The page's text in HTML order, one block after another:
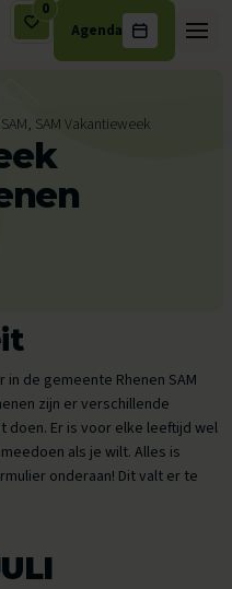
0
Agenda
SAM Vakantieweek
in de gemeente Rhenen SAM
zijn er verschillende
doen. Er is voor elke leeftijd wel
als je wilt. Alles is
onderaan! Dit valt er te